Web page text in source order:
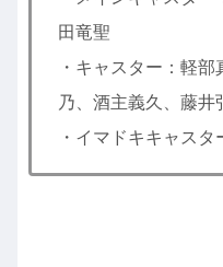
田竜聖
・キャスター：軽
乃、酒主義久、藤井
・イマドキキャス